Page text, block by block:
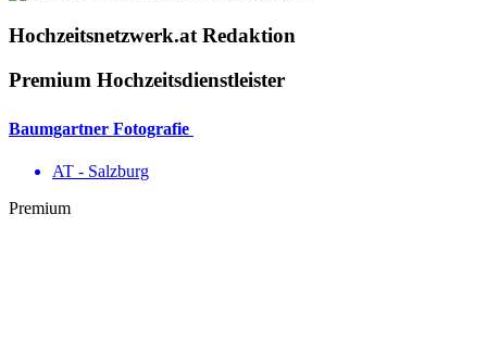
Hochzeitsnetzwerk.at Redaktion
Premium Hochzeitsdienstleister
Baumgartner Fotografie
AT - Salzburg
Premium